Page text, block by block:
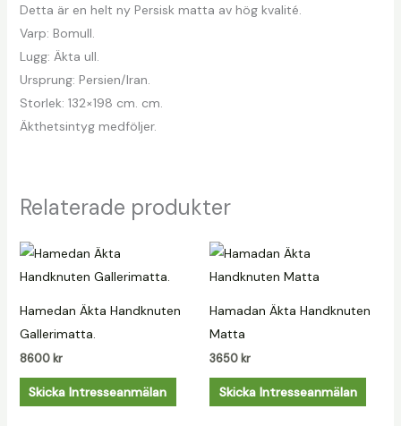
Detta är en helt ny Persisk matta av hög kvalité.
Varp: Bomull.
Lugg: Äkta ull.
Ursprung: Persien/Iran.
Storlek: 132×198 cm. cm.
Äkthetsintyg medföljer.
Relaterade produkter
Hamedan Äkta Handknuten
Gallerimatta.
8600 kr
Skicka Intresseanmälan
Hamadan Äkta Handknuten
Matta
3650 kr
Skicka Intresseanmälan